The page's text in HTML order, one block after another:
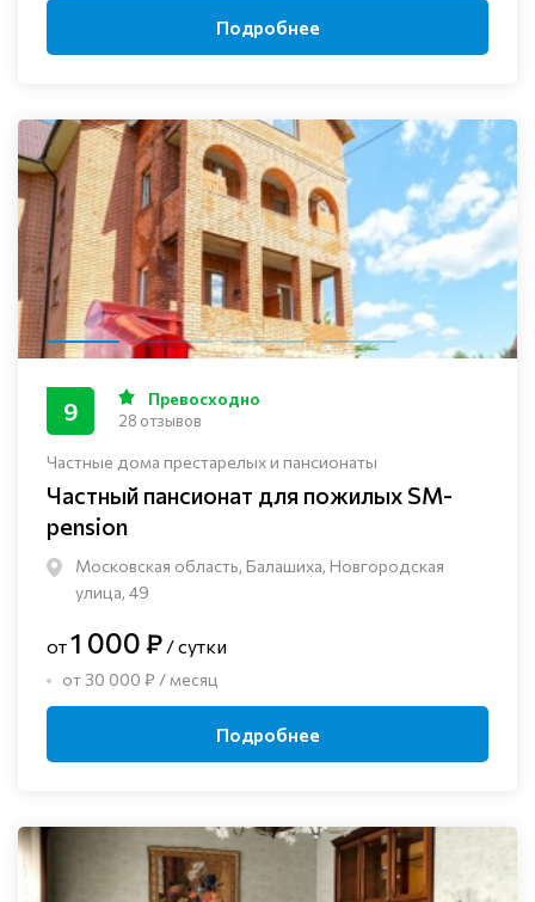
Подробнее
Частные дома престарелых и пансионаты
Частный пансионат для пожилых SM-
pension
Московская область, Балашиха, Новгородская
улица, 49
9 Превосходно
28 отзывов
от1 000 ₽ / сутки
от 30 000 ₽ / месяц
Подробнее